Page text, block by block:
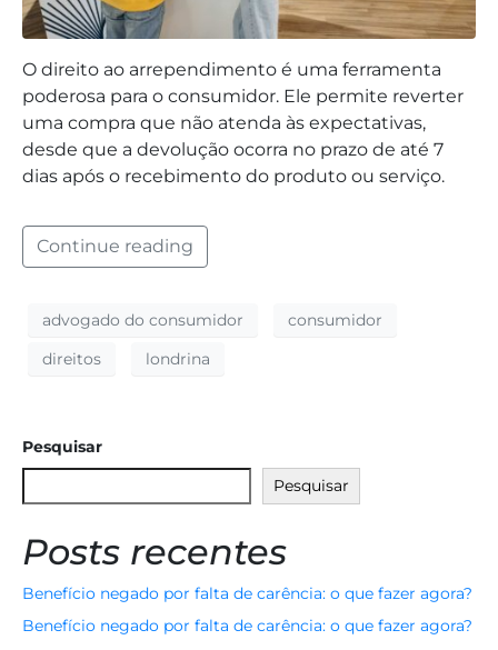
O direito ao arrependimento é uma ferramenta
poderosa para o consumidor. Ele permite reverter
uma compra que não atenda às expectativas,
desde que a devolução ocorra no prazo de até 7
dias após o recebimento do produto ou serviço.
Continue reading
advogado do consumidor
consumidor
direitos
londrina
Pesquisar
Pesquisar
Posts recentes
Benefício negado por falta de carência: o que fazer agora?
Benefício negado por falta de carência: o que fazer agora?